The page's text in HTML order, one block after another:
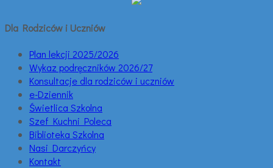
Dla Rodziców i Uczniów
Plan lekcji 2025/2026
Wykaz podręczników 2026/27
Konsultacje dla rodziców i uczniów
e-Dziennik
Świetlica Szkolna
Szef Kuchni Poleca
Biblioteka Szkolna
Nasi Darczyńcy
Kontakt